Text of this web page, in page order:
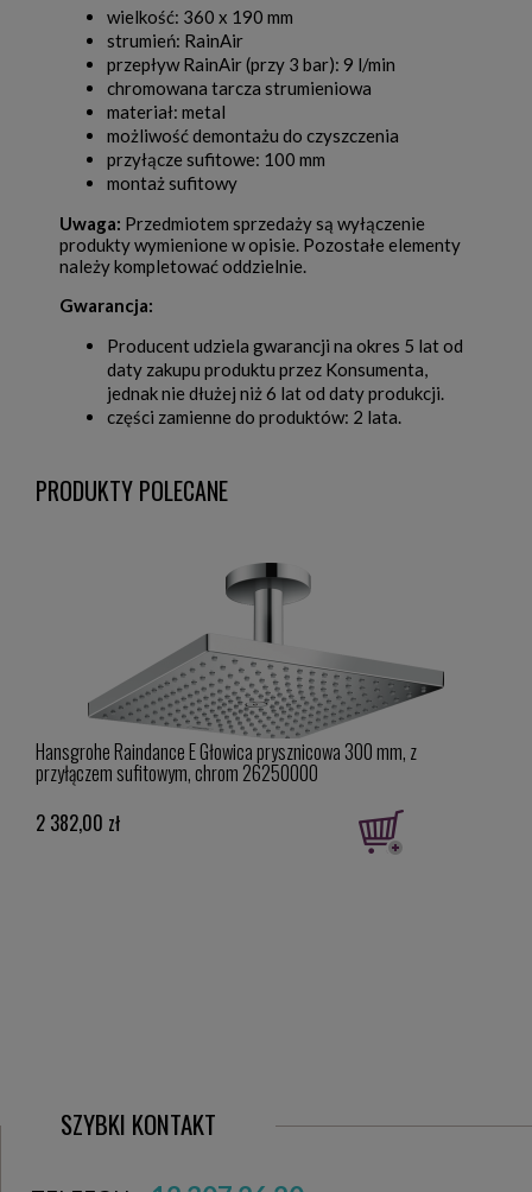
wielkość: 360 x 190 mm
strumień: RainAir
przepływ RainAir (przy 3 bar): 9 l/min
chromowana tarcza strumieniowa
materiał: metal
możliwość demontażu do czyszczenia
przyłącze sufitowe: 100 mm
montaż sufitowy
Uwaga: Przedmiotem sprzedaży są wyłączenie
produkty wymienione w opisie. Pozostałe elementy
należy kompletować oddzielnie.
Gwarancja:
Producent udziela gwarancji na okres 5 lat od
daty zakupu produktu przez Konsumenta,
jednak nie dłużej niż 6 lat od daty produkcji.
części zamienne do produktów: 2 lata.
PRODUKTY POLECANE
Hansgrohe Raindance E Głowica prysznicowa 300 mm, z
przyłączem sufitowym, chrom 26250000
2 382,00 zł
SZYBKI KONTAKT